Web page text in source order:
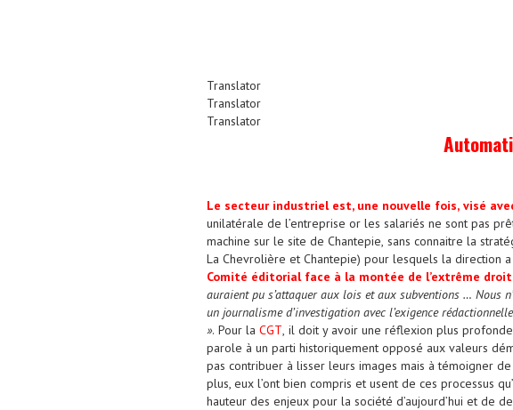
Translator
Translator
Translator
Le secteur industriel est, une nouvelle fois, visé
unilatérale de l’entreprise or les salariés ne sont pas
machine sur le site de Chantepie, sans connaitre la
La Chevrolière et Chantepie) pour lesquels la direction a
Comité éditorial face à la montée de l’extrême
auraient pu s’attaquer aux lois et aux subventions … Nous
un journalisme d’investigation avec l’exigence
». Pour la CGT, il doit y avoir une réflexion plus
parole à un parti historiquement opposé aux valeurs
pas contribuer à lisser leurs images mais à témoigner de
plus, eux l’ont bien compris et usent de ces processus
hauteur des enjeux pour la société d’aujourd’hui et de